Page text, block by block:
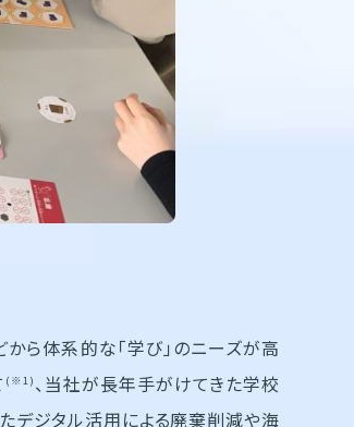
ら体系的な「学び」のニーズが高
(※1) 、当社が長年手がけてきた学校
デジタル活用による廃棄削減や海